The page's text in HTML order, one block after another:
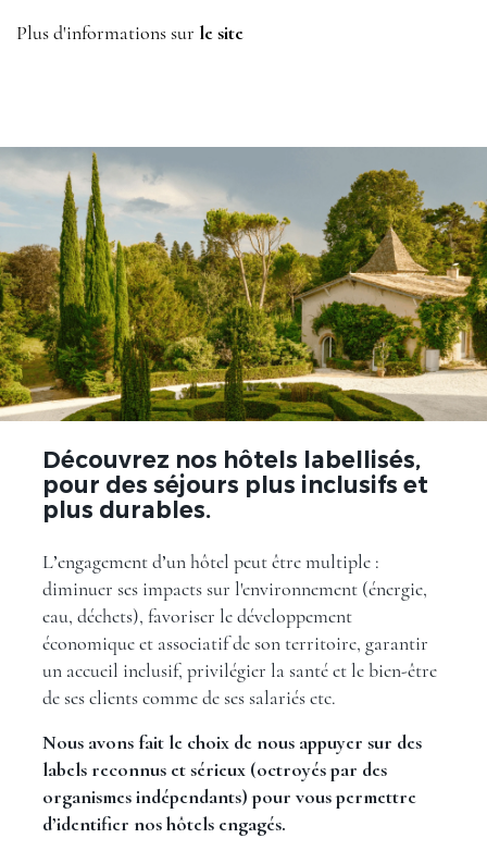
Plus d'informations sur le site
Découvrez nos hôtels labellisés,
pour des séjours plus inclusifs et
plus durables.
L’engagement d’un hôtel peut être multiple :
diminuer ses impacts sur l'environnement (énergie,
eau, déchets), favoriser le développement
économique et associatif de son territoire, garantir
un accueil inclusif, privilégier la santé et le bien-être
de ses clients comme de ses salariés etc.
Nous avons fait le choix de nous appuyer sur des
labels reconnus et sérieux (octroyés par des
organismes indépendants) pour vous permettre
d’identifier nos hôtels engagés.